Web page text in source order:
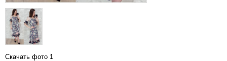
Скачать фото 1